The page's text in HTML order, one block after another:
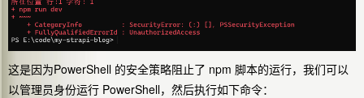
这是因为PowerShell 的安全策略阻止了 npm 脚本的运行，我们可以
以管理员身份运行 PowerShell，然后执行如下命令：